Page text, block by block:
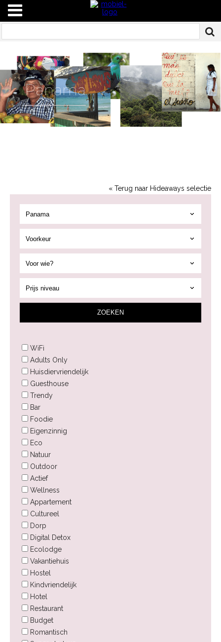
Panama
« Terug naar Hideaways selectie
ZOEKEN
WiFi
Adults Only
Huisdiervriendelijk
Guesthouse
Trendy
Bar
Foodie
Eigenzinnig
Eco
Natuur
Outdoor
Actief
Wellness
Appartement
Cultureel
Dorp
Digital Detox
Ecolodge
Vakantiehuis
Hostel
Kindvriendelijk
Hotel
Restaurant
Budget
Romantisch